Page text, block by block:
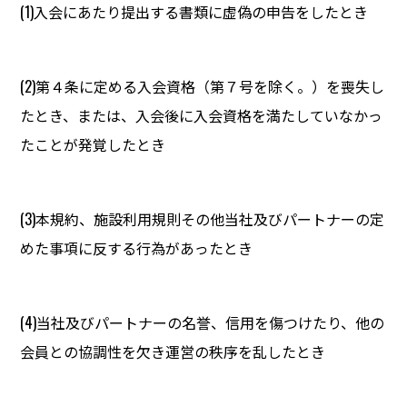
(1)入会にあたり提出する書類に虚偽の申告をしたとき
(2)第４条に定める入会資格（第７号を除く。）を喪失し
たとき、または、入会後に入会資格を満たしていなかっ
たことが発覚したとき
(3)本規約、施設利用規則その他当社及びパートナーの定
めた事項に反する行為があったとき
(4)当社及びパートナーの名誉、信用を傷つけたり、他の
会員との協調性を欠き運営の秩序を乱したとき